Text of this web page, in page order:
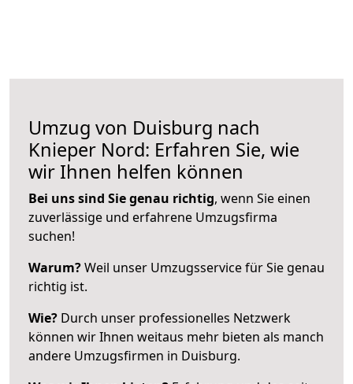
Umzug von Duisburg nach
Knieper Nord: Erfahren Sie, wie
wir Ihnen helfen können
Bei uns sind Sie genau richtig, wenn Sie einen
zuverlässige und erfahrene Umzugsfirma
suchen!
Warum?Weil unser Umzugsservice für Sie genau
richtig ist.
Wie? Durch unser professionelles Netzwerk
können wir Ihnen weitaus mehr bieten als manch
andere Umzugsfirmen in Duisburg.